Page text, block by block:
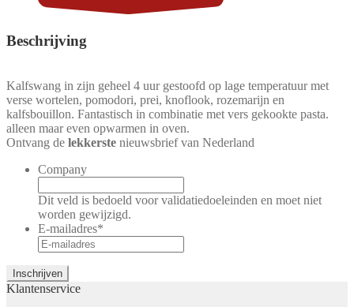
Beschrijving
Kalfswang in zijn geheel 4 uur gestoofd op lage temperatuur met
verse wortelen, pomodori, prei, knoflook, rozemarijn en
kalfsbouillon. Fantastisch in combinatie met vers gekookte pasta.
alleen maar even opwarmen in oven.
Ontvang de lekkerste nieuwsbrief van Nederland
Company
Dit veld is bedoeld voor validatiedoeleinden en moet niet
worden gewijzigd.
E-mailadres*
Klantenservice